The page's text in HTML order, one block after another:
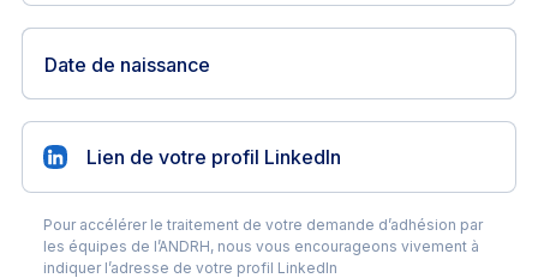
Date de naissance
Pour accélérer le traitement de votre demande d’adhésion par
les équipes de l’ANDRH, nous vous encourageons vivement à
indiquer l’adresse de votre profil LinkedIn